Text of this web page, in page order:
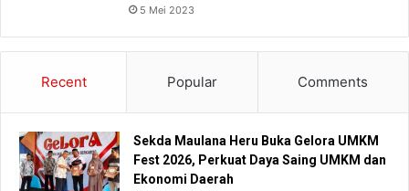
5 Mei 2023
Recent Popular Comments
Sekda Maulana Heru Buka Gelora UMKM
Fest 2026, Perkuat Daya Saing UMKM dan
Ekonomi Daerah